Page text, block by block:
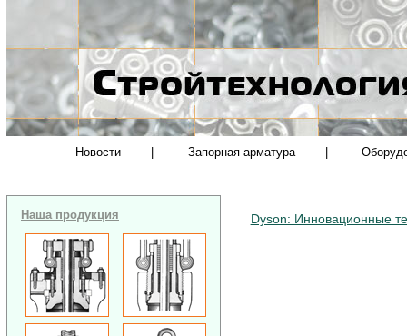
Новости Запорная арматура
Наша продукция Dyson: Инновационные